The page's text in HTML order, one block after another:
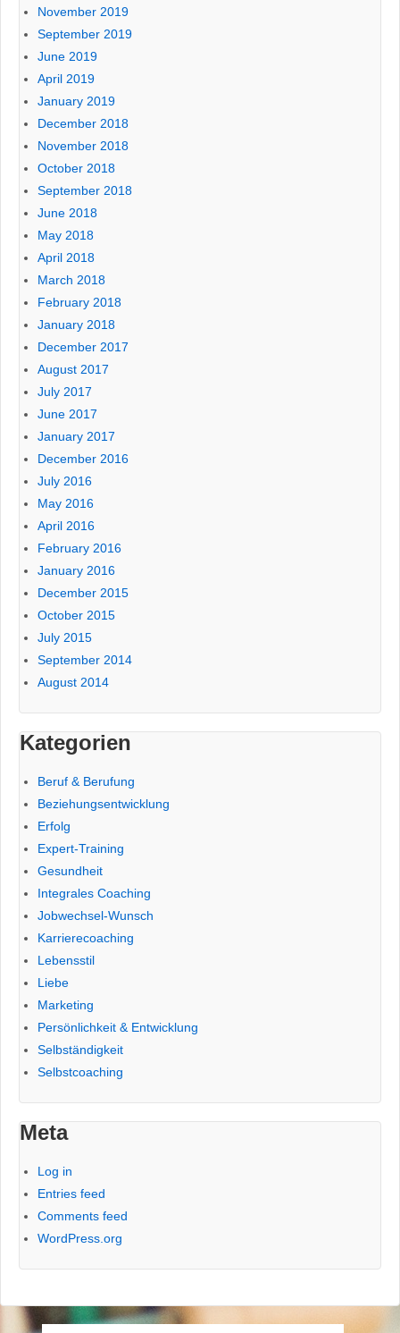
November 2019
September 2019
June 2019
April 2019
January 2019
December 2018
November 2018
October 2018
September 2018
June 2018
May 2018
April 2018
March 2018
February 2018
January 2018
December 2017
August 2017
July 2017
June 2017
January 2017
December 2016
July 2016
May 2016
April 2016
February 2016
January 2016
December 2015
October 2015
July 2015
September 2014
August 2014
Kategorien
Beruf & Berufung
Beziehungsentwicklung
Erfolg
Expert-Training
Gesundheit
Integrales Coaching
Jobwechsel-Wunsch
Karrierecoaching
Lebensstil
Liebe
Marketing
Persönlichkeit & Entwicklung
Selbständigkeit
Selbstcoaching
Meta
Log in
Entries feed
Comments feed
WordPress.org